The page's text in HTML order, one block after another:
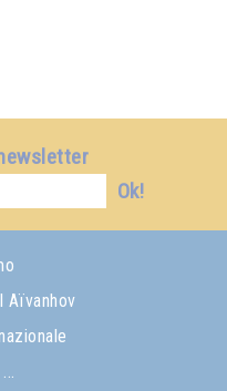
Ok!
Aïvanhov